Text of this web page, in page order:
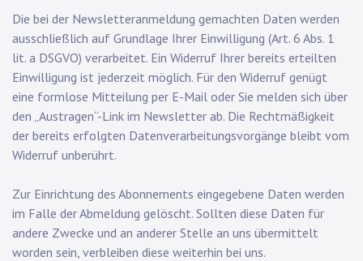
Die bei der Newsletteranmeldung gemachten Daten werden
ausschließlich auf Grundlage Ihrer Einwilligung (Art. 6 Abs. 1
lit. a DSGVO) verarbeitet. Ein Widerruf Ihrer bereits erteilten
Einwilligung ist jederzeit möglich. Für den Widerruf genügt
eine formlose Mitteilung per E-Mail oder Sie melden sich über
den „Austragen“-Link im Newsletter ab. Die Rechtmäßigkeit
der bereits erfolgten Datenverarbeitungsvorgänge bleibt vom
Widerruf unberührt.
Zur Einrichtung des Abonnements eingegebene Daten werden
im Falle der Abmeldung gelöscht. Sollten diese Daten für
andere Zwecke und an anderer Stelle an uns übermittelt
worden sein, verbleiben diese weiterhin bei uns.